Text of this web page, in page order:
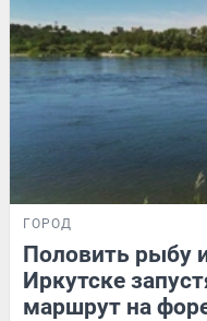
ГОРОД
Половить рыбу
Иркутске
маршрут на